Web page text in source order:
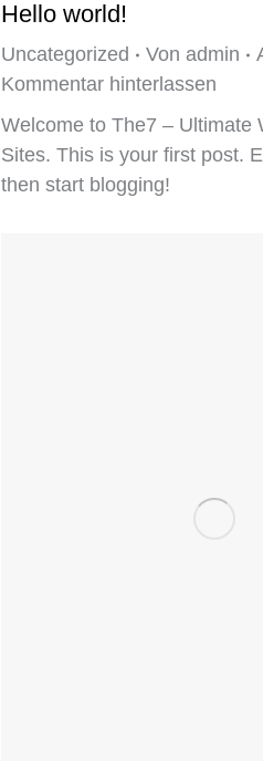
Hello world!
Uncategorized Von admin
Kommentar hinterlassen
Welcome to The7 – Ultimate
Sites. This is your first post.
then start blogging!